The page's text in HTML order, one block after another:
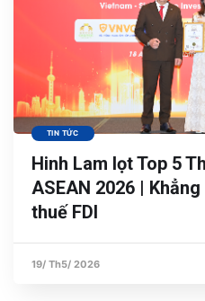
TIN TỨC
Hinh Lam lọt Top 5
ASEAN 2026 |
thuế FDI
19/ Th5/ 2026